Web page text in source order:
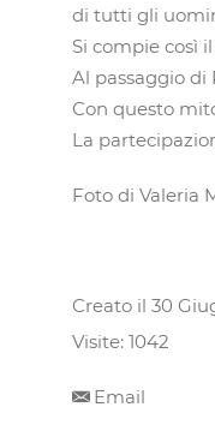
di tutti gli
Si compie così
Al passaggio di
Con questo
La
Foto di Valeria
Creato il 30
Visite: 1042
Email